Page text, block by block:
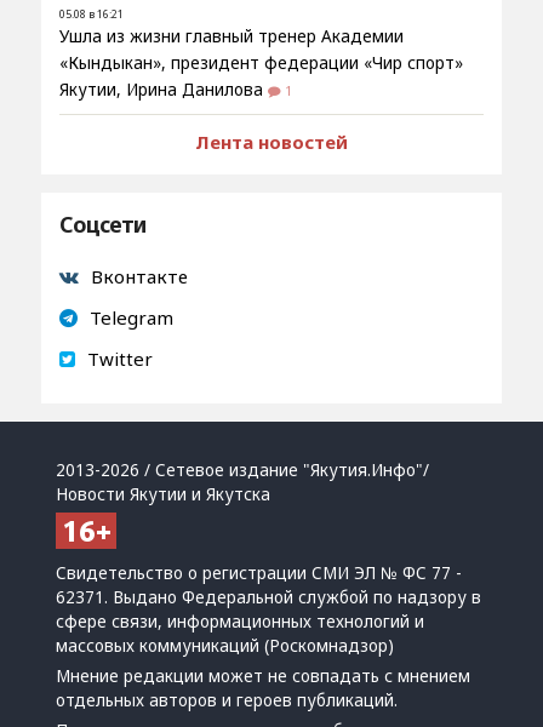
05.08 в 16:21
Ушла из жизни главный тренер Академии
«Кындыкан», президент федерации «Чир спорт»
Якутии, Ирина Данилова
1
Лента новостей
Соцсети
Вконтакте
Telegram
Twitter
2013-2026 / Сетевое издание "Якутия.Инфо"/
Новости Якутии и Якутска
Свидетельство о регистрации СМИ ЭЛ № ФС 77 -
62371. Выдано Федеральной службой по надзору в
сфере связи, информационных технологий и
массовых коммуникаций (Роскомнадзор)
Мнение редакции может не совпадать с мнением
отдельных авторов и героев публикаций.